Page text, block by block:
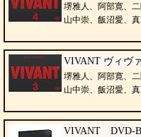
堺雅人、阿部寛、
山中崇、飯沼愛、
VIVANT ヴィヴ
堺雅人、阿部寛、
山中崇、飯沼愛、
VIVANT DVD-